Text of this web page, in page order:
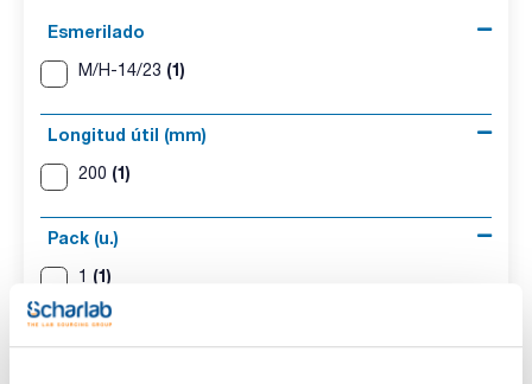
Esmerilado
M/H-14/23 (1)
Longitud útil (mm)
200 (1)
Pack (u.)
1 (1)